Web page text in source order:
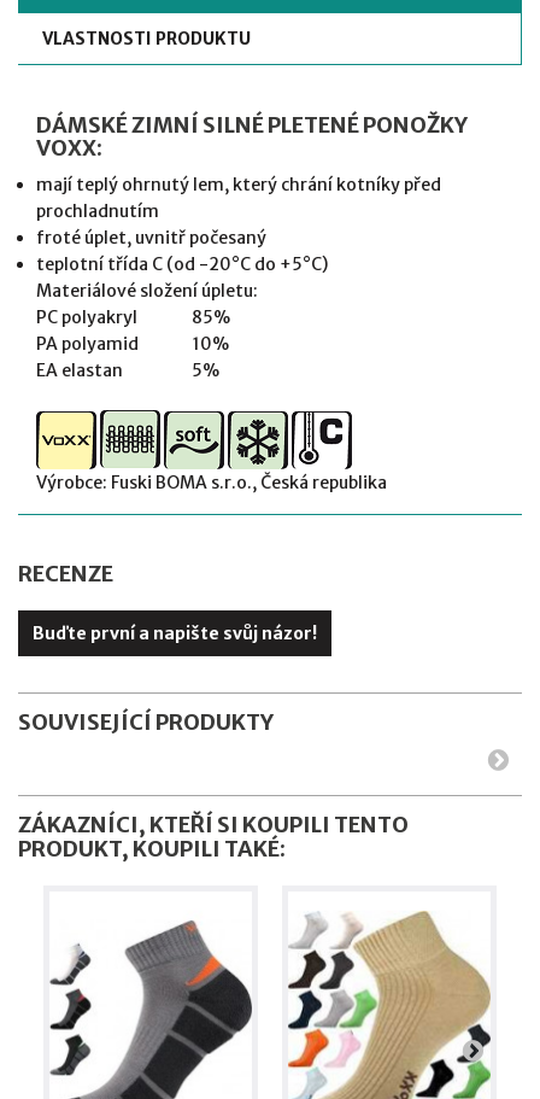
VLASTNOSTI PRODUKTU
DÁMSKÉ ZIMNÍ SILNÉ PLETENÉ PONOŽKY
VOXX:
mají teplý ohrnutý lem, který chrání kotníky před
prochladnutím
froté úplet, uvnitř počesaný
teplotní třída C (od -20°C do +5°C)
Materiálové složení úpletu:
PC polyakryl 85%
PA polyamid 10%
EA elastan 5%
Výrobce: Fuski BOMA s.r.o., Česká republika
RECENZE
Buďte první a napište svůj názor!
SOUVISEJÍCÍ PRODUKTY
ZÁKAZNÍCI, KTEŘÍ SI KOUPILI TENTO
PRODUKT, KOUPILI TAKÉ: